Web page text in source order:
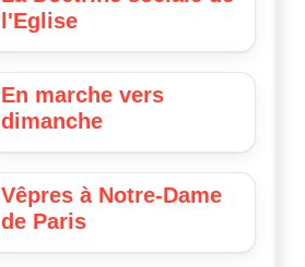
l'Eglise
En marche vers
dimanche
Vêpres à Notre-Dame
de Paris